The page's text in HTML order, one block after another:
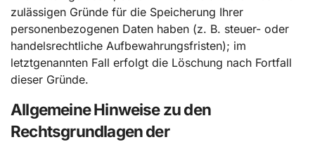
zulässigen Gründe für die Speicherung Ihrer
personenbezogenen Daten haben (z. B. steuer- oder
handelsrechtliche Aufbewahrungsfristen); im
letztgenannten Fall erfolgt die Löschung nach Fortfall
dieser Gründe.
Allgemeine Hinweise zu den
Rechtsgrundlagen der